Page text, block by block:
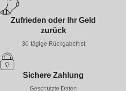
Zufrieden oder Ihr Geld
zurück
30-tägige Rückgabefrist
Sichere Zahlung
Geschützte Daten